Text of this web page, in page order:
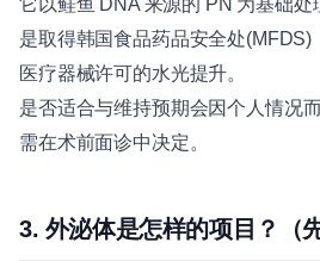
它以鲑鱼 DNA 来源的 PN 为基础处
是取得韩国食品药品安全处(MFDS)
医疗器械许可的水光提升。
是否适合与维持预期会因个人情况而
需在术前面诊中决定。
3. 外泌体是怎样的项目？（